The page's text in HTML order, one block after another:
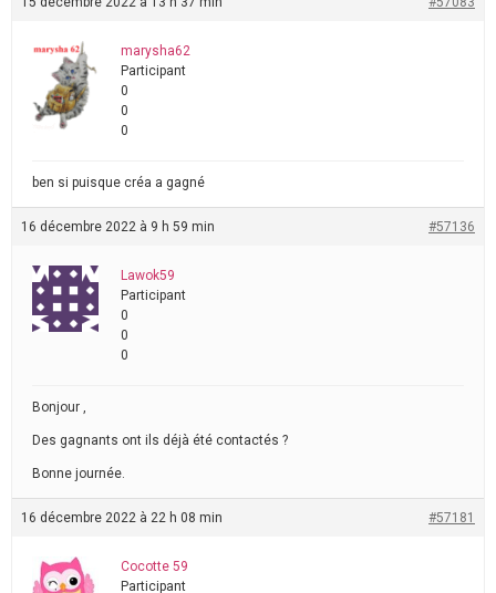
marysha62
Participant
0
0
0
ben si puisque créa a gagné
16 décembre 2022 à 9 h 59 min #57136
Lawok59
Participant
0
0
0
Bonjour ,
Des gagnants ont ils déjà été contactés ?
Bonne journée.
16 décembre 2022 à 22 h 08 min #57181
Cocotte 59
Participant